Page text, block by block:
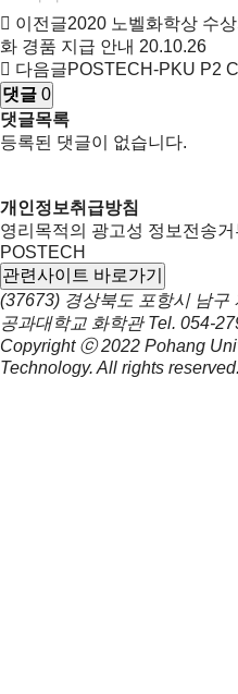
이전글2020 노벨화학상 수
화 경품 지급 안내 20.10.26
다음글POSTECH-PKU P2
댓글 0
댓글목록
등록된 댓글이 없습니다.
개인정보취급방침
영리목적의 광고성 정보전송거
POSTECH
관련사이트 바로가기
(37673) 경상북도 포항시 남구
공과대학교 화학관 Tel. 054-
Copyright ⓒ 2022 Pohang
Technology. All rights